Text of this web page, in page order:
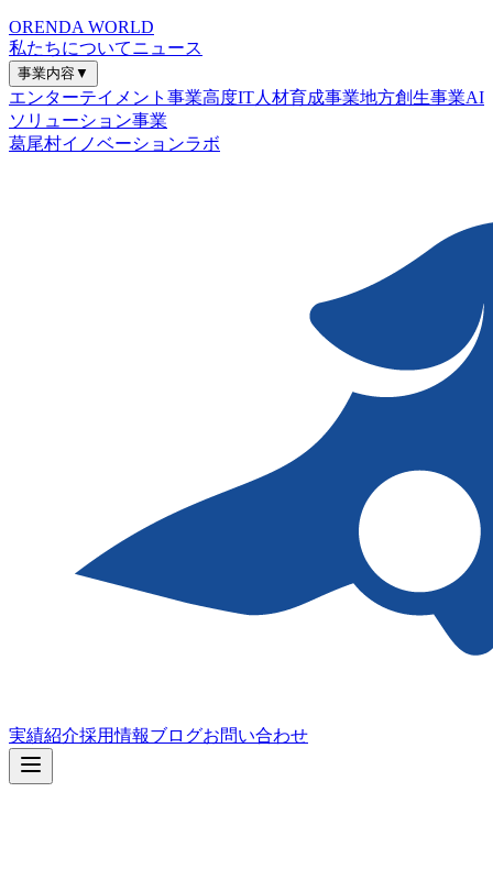
ORENDA WORLD
私たちについてニュース
事業内容▼
エンターテイメント事業高度IT人材育成事業地方創生事業AI
ソリューション事業
葛尾村イノベーションラボ
実績紹介採用情報ブログお問い合わせ